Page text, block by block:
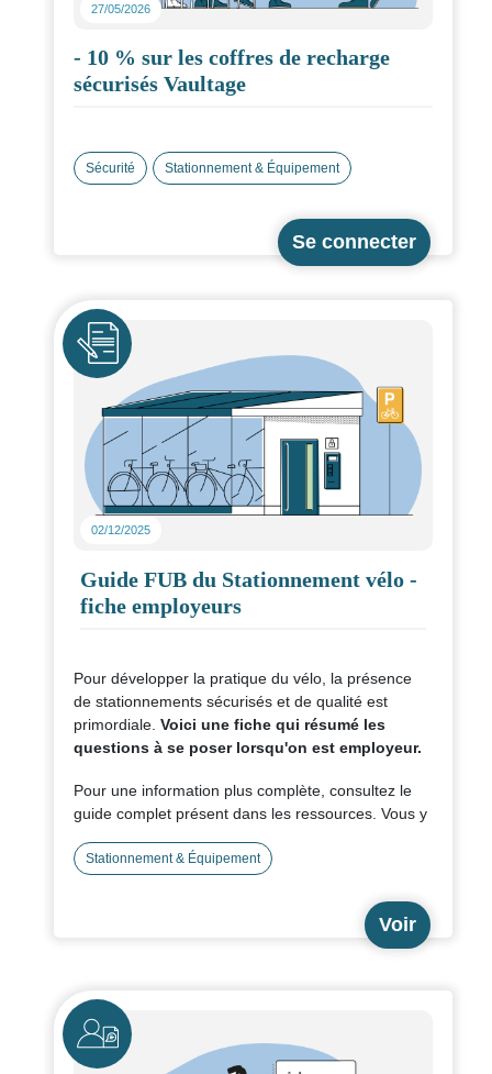
27/05/2026
- 10 % sur les coffres de recharge
sécurisés Vaultage
Sécurité Stationnement & Équipement
Icône
02/12/2025
Guide FUB du Stationnement vélo -
fiche employeurs
Pour développer la pratique du vélo, la présence
de stationnements sécurisés et de qualité est
primordiale.Voici une fiche qui résumé les
questions à se poser lorsqu'on est employeur.
Pour une information plus complète, consultez le
guide complet présent dans les ressources. Vous y
compte pour la conception, les tailles et la
Stationnement & Équipement
Voir
Icône